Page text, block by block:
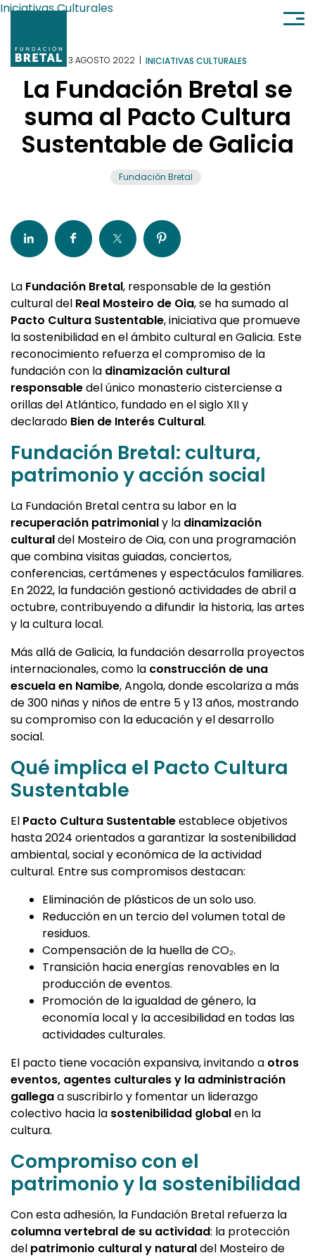
Ir al contenido
Iniciativas Culturales
3 AGOSTO 2022 | INICIATIVAS CULTURALES
La Fundación Bretal se
suma al Pacto Cultura
Sustentable de Galicia
Fundación Bretal
La Fundación Bretal, responsable de la gestión
cultural del Real Mosteiro de Oia, se ha sumado al
Pacto Cultura Sustentable, iniciativa que promueve
la sostenibilidad en el ámbito cultural en Galicia. Este
reconocimiento refuerza el compromiso de la
fundación con la dinamización cultural
responsabledel único monasterio cisterciense a
orillas del Atlántico, fundado en el siglo XII y
declarado Bien de Interés Cultural.
Fundación Bretal: cultura,
patrimonio y acción social
La Fundación Bretal centra su labor en la
recuperación patrimonialy la dinamización
culturaldel Mosteiro de Oia, con una programación
que combina visitas guiadas, conciertos,
conferencias, certámenes y espectáculos familiares.
En 2022, la fundación gestionó actividades de abril a
octubre, contribuyendo a difundir la historia, las artes
y la cultura local.
Más allá de Galicia, la fundación desarrolla proyectos
internacionales, como la construcción de una
escuela en Namibe, Angola, donde escolariza a más
de 300 niñas y niños de entre 5 y 13 años, mostrando
su compromiso con la educación y el desarrollo
social.
Qué implica el Pacto Cultura
Sustentable
El Pacto Cultura Sustentableestablece objetivos
hasta 2024 orientados a garantizar la sostenibilidad
ambiental, social y económica de la actividad
cultural. Entre sus compromisos destacan:
Eliminación de plásticos de un solo uso.
Reducción en un tercio del volumen total de
residuos.
Compensación de la huella de CO₂.
Transición hacia energías renovables en la
producción de eventos.
Promoción de la igualdad de género, la
economía local y la accesibilidad en todas las
actividades culturales.
El pacto tiene vocación expansiva, invitando a otros
eventos, agentes culturales y la administración
gallegaa suscribirlo y fomentar un liderazgo
colectivo hacia la sostenibilidad globalen la
cultura.
Compromiso con el
patrimonio y la sostenibilidad
Con esta adhesión, la Fundación Bretal refuerza la
columna vertebral de su actividad: la protección
del patrimonio cultural y naturaldel Mosteiro de